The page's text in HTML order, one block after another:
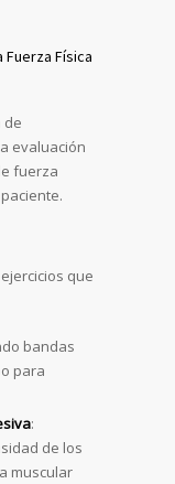
Física
de
evaluación
fuerza
que
bandas
para
:
de los
muscular